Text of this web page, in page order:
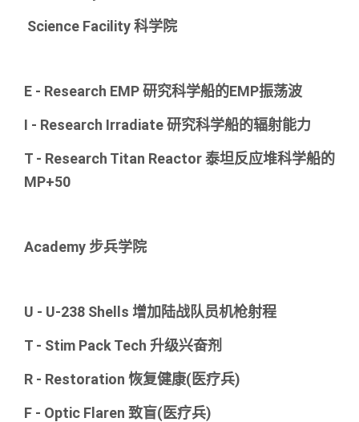
Science Facility 科学院
E - Research EMP 研究科学船的EMP振荡波
I - Research Irradiate 研究科学船的辐射能力
T - Research Titan Reactor 泰坦反应堆科学船的
MP+50
Academy 步兵学院
U - U-238 Shells 增加陆战队员机枪射程
T - Stim Pack Tech 升级兴奋剂
R - Restoration 恢复健康(医疗兵)
F - Optic Flaren 致盲(医疗兵)